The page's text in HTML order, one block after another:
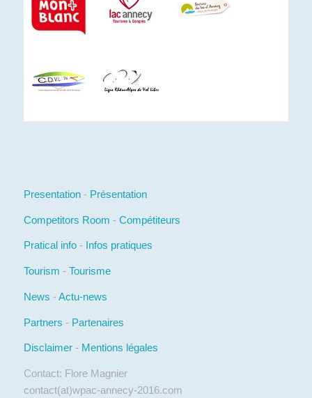
Presentation- Présentation
Competitors Room - Compétiteurs
Pratical info- Infos pratiques
Tourism - Tourisme
News -Actu-news
Partners - Partenaires
Disclaimer- Mentions légales
Contact: Flore Magnier
contact(at)wpac-annecy-2016.com